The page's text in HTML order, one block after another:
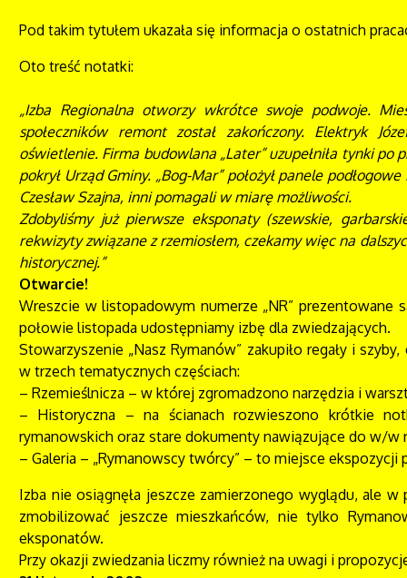
Pod takim tytułem ukazała się informacja o ostatnich
Oto treść notatki:
„Izba Regionalna otworzy wkrótce swoje podwoje.
społeczników remont został zakończony. Elektryk
oświetlenie. Firma budowlana „Later” uzupełniła tynki po
pokrył Urząd Gminy. „Bog-Mar” położył panele
Czesław Szajna, inni pomagali w miarę możliwości.
Zdobyliśmy już pierwsze eksponaty (szewskie,
rekwizyty związane z rzemiosłem, czekamy więc na
historycznej.”
Otwarcie!
Wreszcie w listopadowym numerze „NR”
połowie listopada udostępniamy izbę dla zwiedzających.
Stowarzyszenie „Nasz Rymanów” zakupiło regały i
w trzech tematycznych częściach:
– Rzemieślnicza – w której zgromadzono narzędzia i
– Historyczna – na ścianach rozwieszono krótkie
rymanowskich oraz stare dokumenty nawiązujące do w/w
– Galeria – „Rymanowscy twórcy” – to miejsce
Izba nie osiągnęła jeszcze zamierzonego wyglądu, ale
zmobilizować jeszcze mieszkańców, nie tylko
eksponatów.
Przy okazji zwiedzania liczmy również na uwagi i